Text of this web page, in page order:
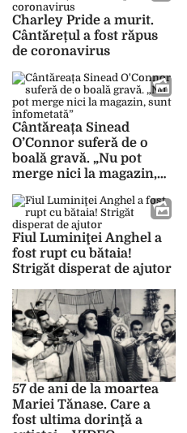
Charley Pride a murit.
Cântărețul a fost răpus
de coronavirus
Cântăreața Sinead
O’Connor suferă de o
boală gravă. „Nu pot
merge nici la magazin,
Fiul Luminiţei Anghel a
fost rupt cu bătaia!
Strigăt disperat de ajutor
57 de ani de la moartea
Mariei Tănase. Care a
fost ultima dorinţă a